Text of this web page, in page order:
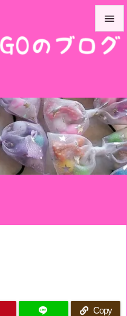



前へ

次へ

Copy